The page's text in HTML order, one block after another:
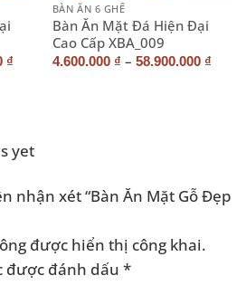
₫
BÀN ĂN 6 GHẾ
Bàn Ăn Mặt Đá Hiện Đại
Cao Cấp XBA_009
4.600.000 ₫ – 58.900.000 ₫
yet
nhận xét “Bàn Ăn Mặt Gỗ Đẹp
được hiển thị công khai.
được đánh dấu *